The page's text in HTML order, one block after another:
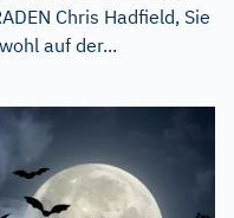
Chris Hadfield, Sie
auf der...